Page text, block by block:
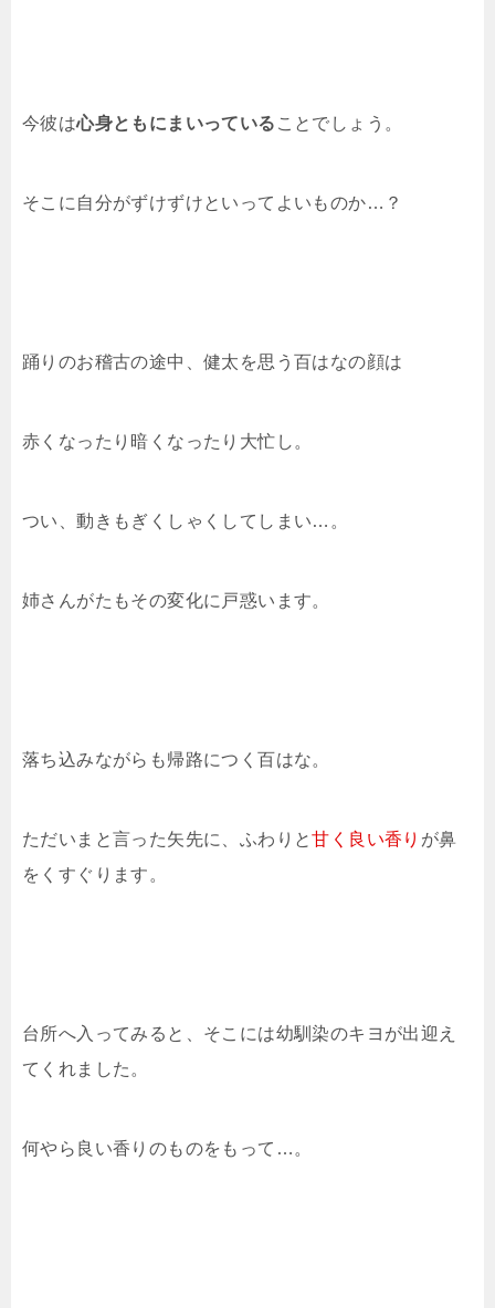
今彼は心身ともにまいっている ことでしょう。
そこに自分がずけずけといってよいものか…？
踊りのお稽古の途中、健太を思う百はなの顔は
赤くなったり暗くなったり大忙し。
つい、動きもぎくしゃくしてしまい…。
姉さんがたもその変化に戸惑います。
落ち込みながらも帰路につく百はな。
ただいまと言った矢先に、ふわりと甘く良い香り が鼻
をくすぐります。
台所へ入ってみると、そこには幼馴染のキヨが出迎え
てくれました。
何やら良い香りのものをもって…。